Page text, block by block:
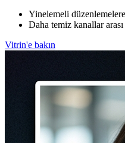
Yinelemeli
Daha temiz kanallar arası
Vitrin'e bakın